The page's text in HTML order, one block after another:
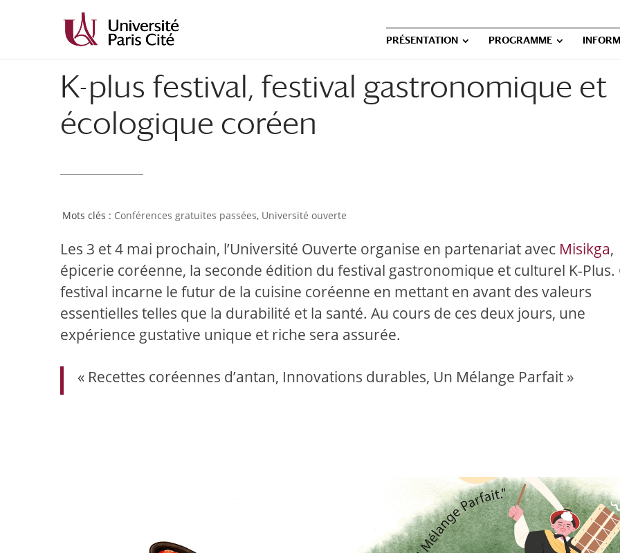
PRÉSENTATION PROGRAMME
K-plus festival, festival gastronomique et
écologique coréen
Conférences gratuites passées, Université ouverte
Les 3 et 4 mai prochain, l’Université Ouverte organise en partenariat avec Misikga,
épicerie coréenne, la seconde édition du festival gastronomique et culturel K-Plus.
festival incarne le futur de la cuisine coréenne en mettant en avant des valeurs
essentielles telles que la durabilité et la santé. Au cours de ces deux jours, une
expérience gustative unique et riche sera assurée.
« Recettes coréennes d’antan, Innovations durables, Un Mélange Parfait »